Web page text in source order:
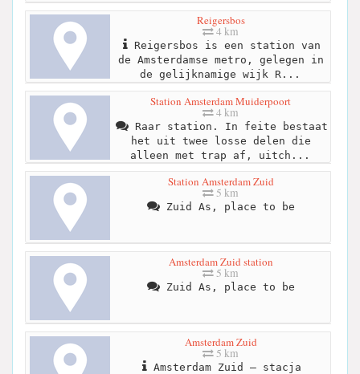
Reigersbos
4 km
Reigersbos is een station van
de Amsterdamse metro, gelegen in
de gelijknamige wijk R...
Station Amsterdam Muiderpoort
4 km
Raar station. In feite bestaat
het uit twee losse delen die
alleen met trap af, uitch...
Station Amsterdam Zuid
5 km
Zuid As, place to be
Amsterdam Zuid station
5 km
Zuid As, place to be
Amsterdam Zuid
5 km
Amsterdam Zuid – stacja